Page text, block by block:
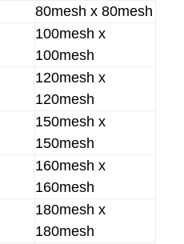
80mesh x 80mesh
100mesh x
100mesh
120mesh x
120mesh
150mesh x
150mesh
160mesh x
160mesh
180mesh x
180mesh